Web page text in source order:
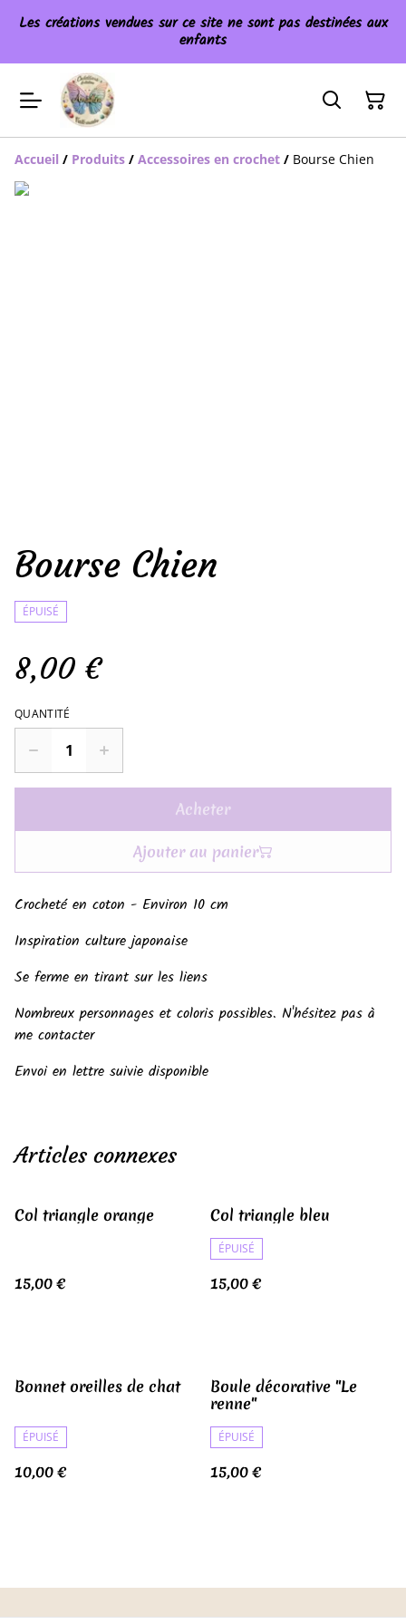
Les créations vendues sur ce site ne sont pas destinées aux
enfants
Accueil / Produits / Accessoires en crochet / Bourse Chien
Bourse Chien
ÉPUISÉ
8,00 €
QUANTITÉ
Acheter
Ajouter au panier
Crocheté en coton - Environ 10 cm
Inspiration culture japonaise
Se ferme en tirant sur les liens
Nombreux personnages et coloris possibles. N'hésitez pas à
me contacter
Envoi en lettre suivie disponible
Articles connexes
Col triangle orange
15,00 €
Col triangle bleu
ÉPUISÉ
15,00 €
Bonnet oreilles de chat
ÉPUISÉ
10,00 €
Boule décorative "Le
renne"
ÉPUISÉ
15,00 €